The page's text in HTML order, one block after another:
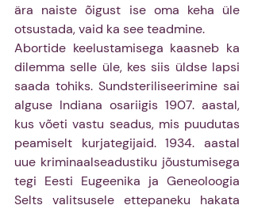
ära naiste õigust ise oma keha üle
otsustada, vaid ka see teadmine.
Abortide keelustamisega kaasneb ka
dilemma selle üle, kes siis üldse lapsi
saada tohiks. Sundsteriliseerimine sai
alguse Indiana osariigis 1907. aastal,
kus võeti vastu seadus, mis puudutas
peamiselt kurjategijaid. 1934. aastal
uue kriminaalseadustiku jõustumisega
tegi Eesti Eugeenika ja Geneoloogia
Selts valitsusele ettepaneku hakata